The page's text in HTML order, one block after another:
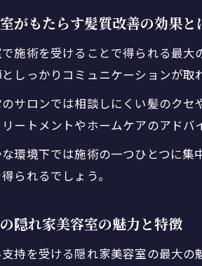
がもたらす髪質改善の効果と
施術を受けることで得られる最
しっかりコミュニケーションが取
サロンでは相談しにくい髪のク
ートメントやホームケアのアドバ
環境下では施術の一つひとつに
られるでしょう。
隠れ家美容室の魅力と特徴
持を受ける隠れ家美容室の最大